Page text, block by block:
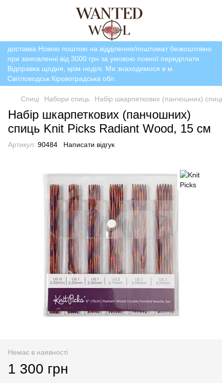
доставка Новою поштою на відділення/поштомат безкоштовно
при замовленні від 3000 грн за умовою повної передплати.
Відправка щодня, крім неділі. Ми знаходимося в м.
Світловодськ Кіровоградська обл.
Спиці Набори спиць Набір шкарпеткових (панчошних)
Набір шкарпеткових (панчошних)
спиць Knit Picks Radiant Wood, 15 см
Артикул: 90484 Написати відгук
Немає в наявності
1 300 грн